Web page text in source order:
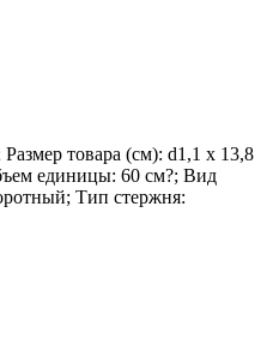
товара (см): d1,1 х 13,8
единицы: 60 см?; Вид
Тип стержня: